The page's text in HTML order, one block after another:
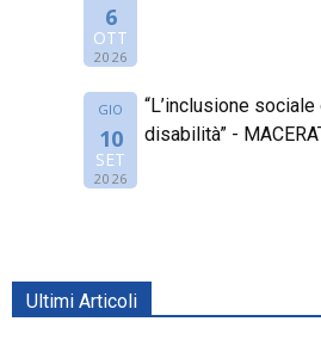
6
OTT
2026
GIO
10
SET
2026
“L’inclusione
disabilità” -
Ultimi Articoli